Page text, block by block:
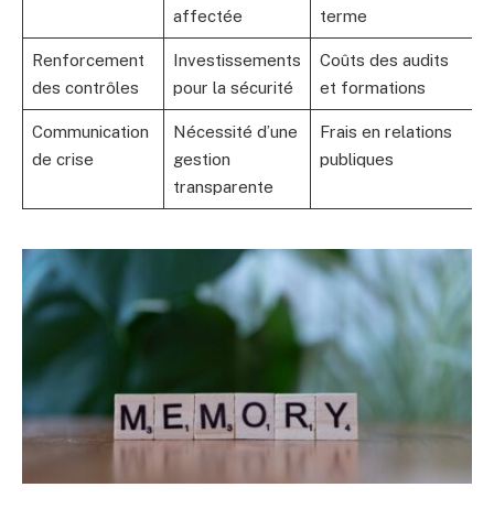
affectée
terme
Renforcement
des contrôles
Investissements
pour la sécurité
Coûts des audits
et formations
Communication
de crise
Nécessité d’une
gestion
transparente
Frais en relations
publiques